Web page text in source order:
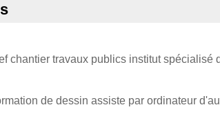
chantier travaux publics institut spécialisé
de dessin assiste par ordinateur